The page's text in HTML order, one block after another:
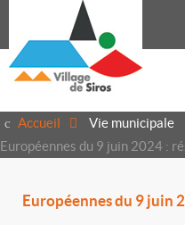
Accueil Vie municipale
Européennes du 9 juin 2024 :
Européennes du 9 juin